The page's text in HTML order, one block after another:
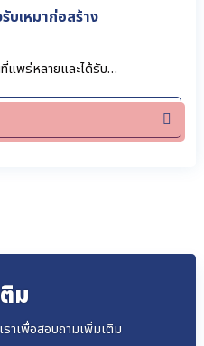
บเหมาก่อสร้าง
ที่แพร่หลายและได้รับ…
ม
าเพื่อสอบถามเพิ่มเติม